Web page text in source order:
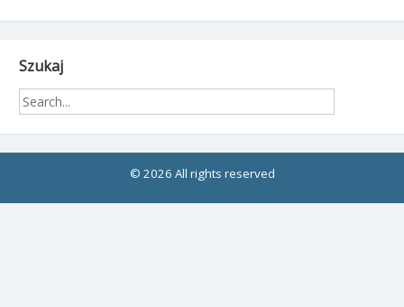
Szukaj
© 2026 All rights reserved